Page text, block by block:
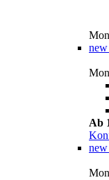
new
Ab
new